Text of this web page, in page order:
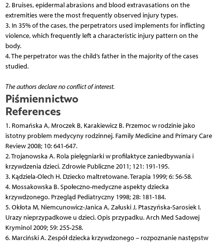
2. Bruises, epidermal abrasions and blood extravasations on the
extremities were the most frequently observed injury types.
3. In 35% of the cases, the perpetrators used implements for inflicting
violence, which frequently left a characteristic injury pattern on the
body.
4. The perpetrator was the child’s father in the majority of the cases
studied.
The authors declare no conflict of interest.
Piśmiennictwo
References
1. Romańska A, Mroczek B, Karakiewicz B. Przemoc w rodzinie jako
istotny problem medycyny rodzinnej. Family Medicine and Primary Care
Review 2008; 10: 641-647.
2. Trojanowska A. Rola pielęgniarki w profilaktyce zaniedbywania i
krzywdzenia dzieci. Zdrowie Publiczne 2011; 121: 191-195.
3. Kądziela-Olech H. Dziecko maltretowane. Terapia 1999; 6: 56-58.
4. Mossakowska B. Społeczno-medyczne aspekty dziecka
krzywdzonego. Przegląd Pediatryczny 1998; 28: 181-184.
5. Okłota M, Niemcunowicz-Janica A, Załuski J, Ptaszyńska-Sarosiek I.
Urazy nieprzypadkowe u dzieci. Opis przypadku. Arch Med Sadowej
Kryminol 2009; 59: 255-258.
6. Marciński A. Zespół dziecka krzywdzonego – rozpoznanie następstw